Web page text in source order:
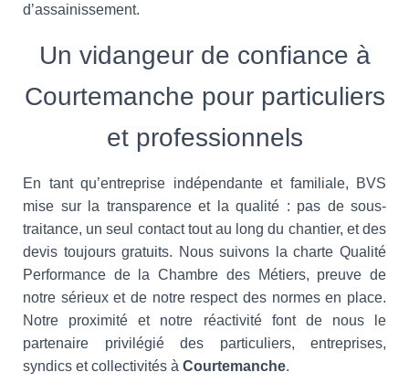
d’assainissement.
Un vidangeur de confiance à
Courtemanche pour particuliers
et professionnels
En tant qu’entreprise indépendante et familiale, BVS
mise sur la transparence et la qualité : pas de sous-
traitance, un seul contact tout au long du chantier, et des
devis toujours gratuits. Nous suivons la charte Qualité
Performance de la Chambre des Métiers, preuve de
notre sérieux et de notre respect des normes en place.
Notre proximité et notre réactivité font de nous le
partenaire privilégié des particuliers, entreprises,
syndics et collectivités à Courtemanche.